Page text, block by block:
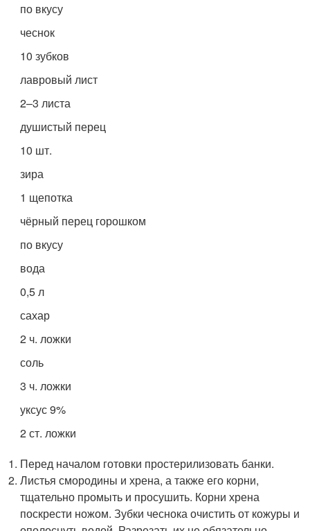
по вкусу
чеснок
10 зубков
лавровый лист
2–3 листа
душистый перец
10 шт.
зира
1 щепотка
чёрный перец горошком
по вкусу
вода
0,5 л
сахар
2 ч. ложки
соль
3 ч. ложки
уксус 9%
2 ст. ложки
Перед началом готовки простерилизовать банки.
Листья смородины и хрена, а также его корни,
тщательно промыть и просушить. Корни хрена
поскрести ножом. Зубки чеснока очистить от кожуры и